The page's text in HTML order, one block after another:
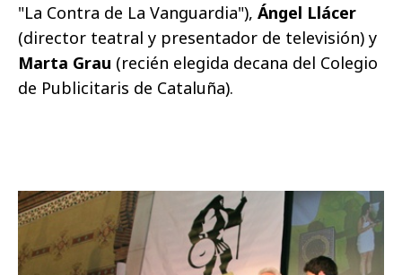
"La Contra de La Vanguardia"), Ángel Llácer
(director teatral y presentador de televisión) y
Marta Grau (recién elegida decana del Colegio
de Publicitaris de Cataluña).